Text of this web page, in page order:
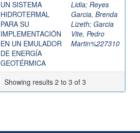
UN SISTEMA
HIDROTERMAL
PARA SU
IMPLEMENTACIÓN
EN UN EMULADOR
DE ENERGÍA
GEOTÉRMICA
Lidia; Reyes
Garcia, Brenda
Lizeth; Garcia
Vite, Pedro
Martin%227310
Showing results 2 to 3 of 3